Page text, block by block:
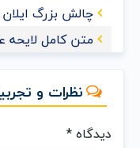
چالش بزرگ ایلان
متن کامل لایحه
نظرات و
دیدگاه*